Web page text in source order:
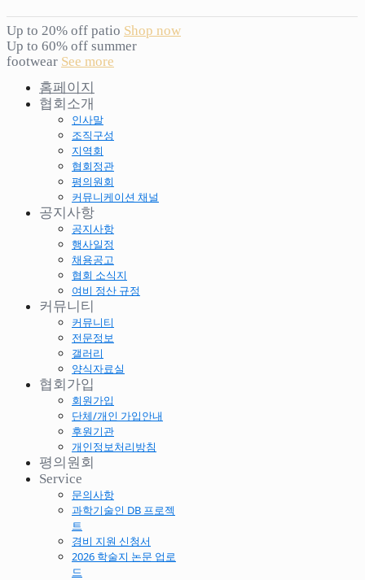
Up to 20% off patio Shop now
Up to 60% off summer
footwear See more
홈페이지
협회소개
인사말
조직구성
지역회
협회정관
평의원회
커뮤니케이션 채널
공지사항
공지사항
행사일정
채용공고
협회 소식지
여비 정산 규정
커뮤니티
커뮤니티
전문정보
갤러리
양식자료실
협회가입
회원가입
단체/개인 가입안내
후원기관
개인정보처리방침
평의원회
Service
문의사항
과학기술인 DB 프로젝
트
경비 지원 신청서
2026 학술지 논문 업로
드